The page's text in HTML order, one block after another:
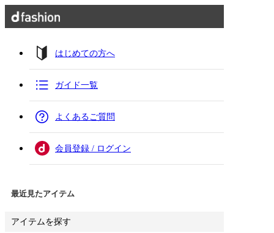
はじめての方へ
ガイド一覧
よくあるご質問
会員登録 / ログイン
最近見たアイテム
アイテムを探す